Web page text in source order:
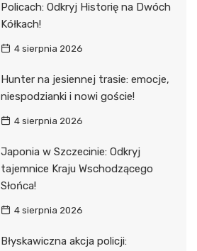
Policach: Odkryj Historię na Dwóch
Kółkach!
4 sierpnia 2026
Hunter na jesiennej trasie: emocje,
niespodzianki i nowi goście!
4 sierpnia 2026
Japonia w Szczecinie: Odkryj
tajemnice Kraju Wschodzącego
Słońca!
4 sierpnia 2026
Błyskawiczna akcja policji: